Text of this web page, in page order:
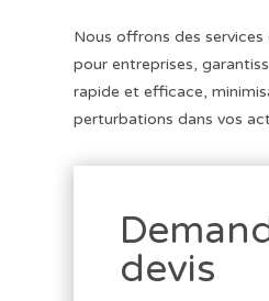
Nous offrons des
pour entreprises,
rapide et efficace,
perturbations dans vos
devis